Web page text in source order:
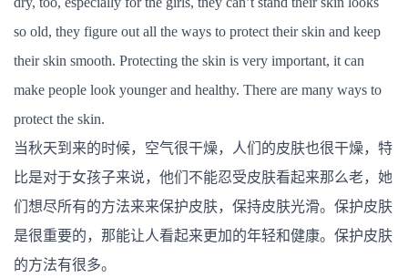
道
way
protect
skin
so old, they figure out all the ways to protect their skin and keep
their skin smooth. Protecting the skin is very important, it can
make people look younger and healthy. There are many ways to
protect the skin.
当秋天到来的时候，空气很干燥，人们的皮肤也很干燥，特
比是对于女孩子来说，他们不能忍受皮肤看起来那么老，她
们想尽所有的方法来来保护皮肤，保持皮肤光滑。保护皮肤
是很重要的，那能让人看起来更加的年轻和健康。保护皮肤
的方法有很多。